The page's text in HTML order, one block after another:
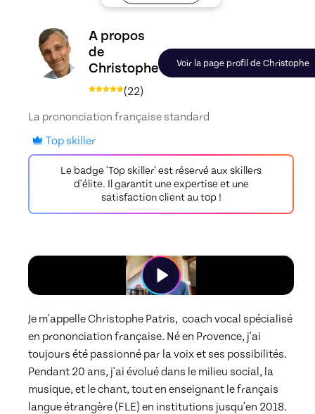
Découvrez le profil de Christophe, Skiller en
A propos
de
Christophe
(22)
Voir la page profil de Christophe
La prononciation française standard
Top skiller
Le badge 'Top skiller' est réservé aux skillers
d'élite. Il garantit une expertise et une
satisfaction client au top !
Je m'appelle Christophe Patris,  coach vocal spécialisé
en prononciation française. Né en Provence, j'ai
toujours été passionné par la voix et ses possibilités.
Pendant 20 ans, j'ai évolué dans le milieu social, la
musique, et le chant, tout en enseignant le français
langue étrangère (FLE) en institutions jusqu'en 2018.